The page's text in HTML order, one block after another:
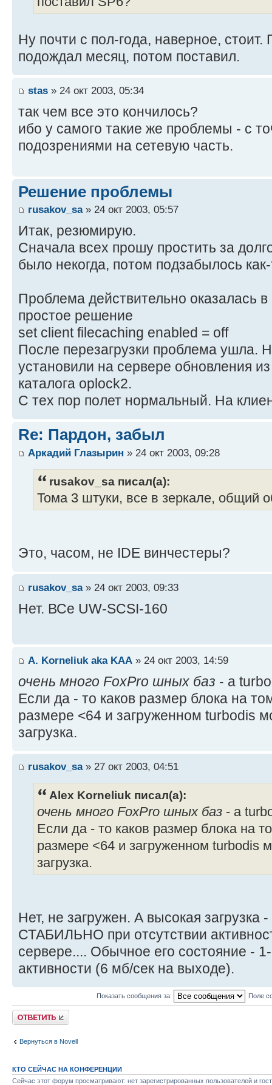
Ну почти с пол-года, наверное,
подождал месяц, потом поставил.
stas » 24 окт 2003, 05:34
так чем все это кончилось?
ибо у самого такие же проблемы - с
подозрениями на сетевую часть.
Решение проблемы
rusakov_sa» 24 окт 2003, 05:57
Итак, резюмирую.
Сначала всех прошу простить за
было некогда, потом подзабылось
Проблема действительно оказалась
простое решение
set client filecaching enabled = off
После перезагрузки проблема ушла.
установили на сервере обновления
каталога oplock2.
С тех пор полет нормальный. На
Re: Пардон, забыл
Аркадий Глазырин » 24 окт 2003, 09:28
rusakov_sa писал(а):
Тома 3 штуки, все в зеркале, общий
Это, часом, не IDE винчестеры?
rusakov_sa» 24 окт 2003, 09:33
Нет. ВСе UW-SCSI-160
A. Korneliuk aka KAA » 24 окт 2003, 14:59
очень много FoxPro шных баз - а
Если да - то каков размер блока на
размере <64 и загруженном turbodis
загрузка.
rusakov_sa» 27 окт 2003, 04:51
Alex Korneliuk писал(а):
очень много FoxPro шных баз - а
Если да - то каков размер блока на
размере <64 и загруженном turbodis
загрузка.
Нет, не загружен. А высокая загрузка
СТАБИЛЬНО при отсутствии
сервере.... Обычное его состояние -
активности (6 мб/сек на выходе).
Показать сообщения за: Поле
Ответить
Вернуться в Novell
КТО СЕЙЧАС НА КОНФЕРЕНЦИИ
Сейчас этот форум просматривают: нет зарегистрированных пользователей и